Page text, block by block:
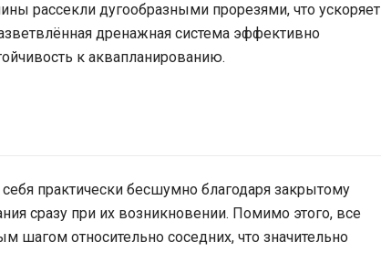
рассекли дугообразными прорезями, что ускоряет
дренажная система эффективно
к аквапланированию.
практически бесшумно благодаря закрытому
сразу при их возникновении. Помимо этого, все
шагом относительно соседних, что значительно